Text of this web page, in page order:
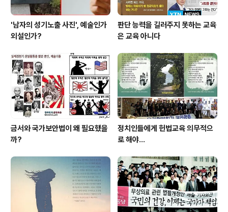
'남자의 성기노출 사진', 예술인가
외설인가?
판단 능력을 길러주지 못하는 교육
은 교육 아니다
금서와 국가보안법이 왜 필요했을
까?
정치인들에게 헌법교육 의무적으
로 해야…